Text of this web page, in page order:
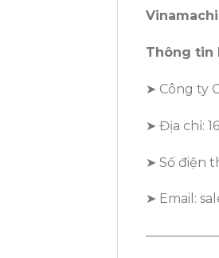
Thông tin
➤ Công ty
➤ Địa chỉ:
➤ Số điện
➤ Email: